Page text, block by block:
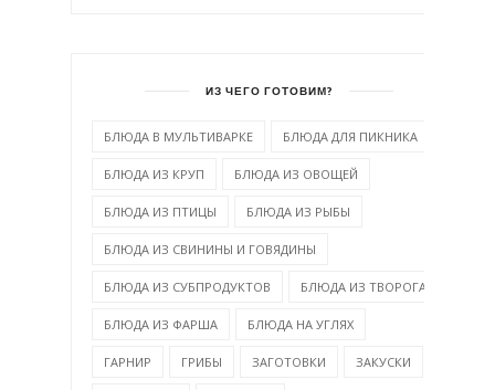
ИЗ ЧЕГО ГОТОВИМ?
БЛЮДА В МУЛЬТИВАРКЕ БЛЮДА ДЛЯ ПИКНИКА
БЛЮДА ИЗ КРУП БЛЮДА ИЗ ОВОЩЕЙ
БЛЮДА ИЗ ПТИЦЫ БЛЮДА ИЗ РЫБЫ
БЛЮДА ИЗ СВИНИНЫ И ГОВЯДИНЫ
БЛЮДА ИЗ СУБПРОДУКТОВ БЛЮДА ИЗ ТВОРОГА
БЛЮДА ИЗ ФАРША БЛЮДА НА УГЛЯХ
ГАРНИР ГРИБЫ ЗАГОТОВКИ ЗАКУСКИ